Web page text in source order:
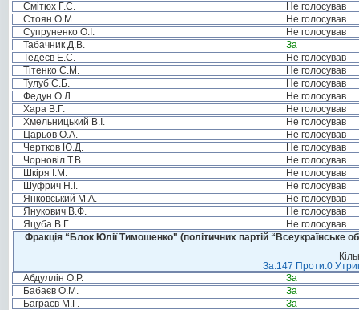
Смітюх Г.Є.
Не голосував
Стоян О.М.
Не голосував
Супруненко О.І.
Не голосував
Табачник Д.В.
За
Тедеєв Е.С.
Не голосував
Тітенко С.М.
Не голосував
Тулуб С.Б.
Не голосував
Федун О.Л.
Не голосував
Хара В.Г.
Не голосував
Хмельницький В.І.
Не голосував
Царьов О.А.
Не голосував
Чертков Ю.Д.
Не голосував
Чорновіл Т.В.
Не голосував
Шкіря І.М.
Не голосував
Шуфрич Н.І.
Не голосував
Янковський М.А.
Не голосував
Янукович В.Ф.
Не голосував
Яцуба В.Г.
Не голосував
Фракція “Блок Юлії Тимошенко" (політичних партій “Всеукраїнське
За:147 Проти:0
Абдуллін О.Р.
За
Бабаєв О.М.
За
Баграєв М.Г.
За